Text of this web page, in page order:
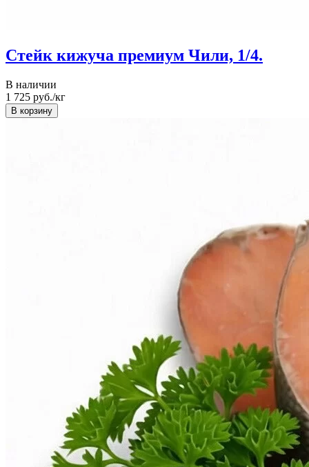
Стейк кижуча премиум Чили, 1/4.
В наличии
1 725 руб./кг